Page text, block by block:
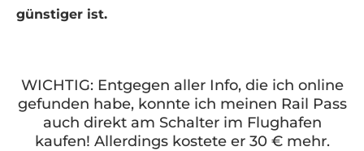
günstiger ist.
WICHTIG: Entgegen aller Info, die ich online
gefunden habe, konnte ich meinen Rail Pass
auch direkt am Schalter im Flughafen
kaufen! Allerdings kostete er 30 € mehr.